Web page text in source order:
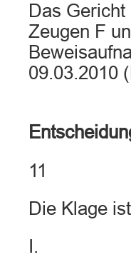
Das
Zeugen F
09.03.2010
11
Die Klage
I.